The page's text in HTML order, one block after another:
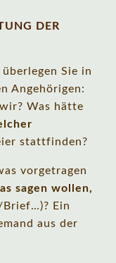
DER
Sie in
Angehörigen:
Was hätte
stattfinden?
vorgetragen
sagen wollen,
Ein
aus der